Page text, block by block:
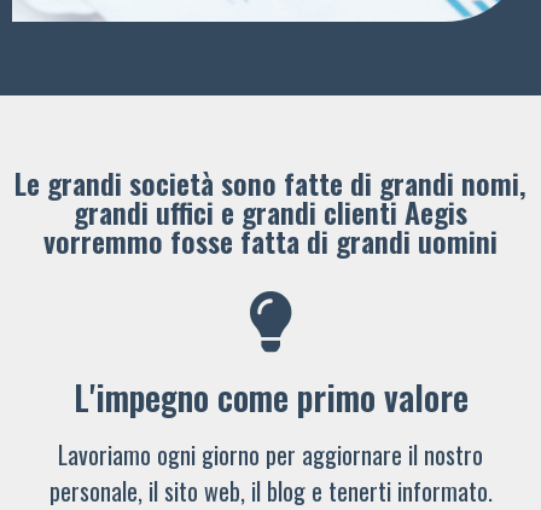
Le grandi società sono fatte di grandi nomi,
grandi uffici e grandi clienti ​Aegis
vorremmo fosse fatta di grandi uomini
L'impegno come primo valore
Lavoriamo ogni giorno per aggiornare il nostro
personale, il sito web, il blog e tenerti informato.